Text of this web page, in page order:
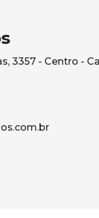
3357 - Centro -